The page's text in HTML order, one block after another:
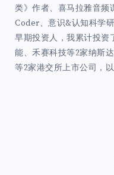
类》作者、喜马拉雅音频
Coder、意识&认知科学
早期投资人，我累计投资
能、禾赛科技等2家纳斯
等2家港交所上市公司，以